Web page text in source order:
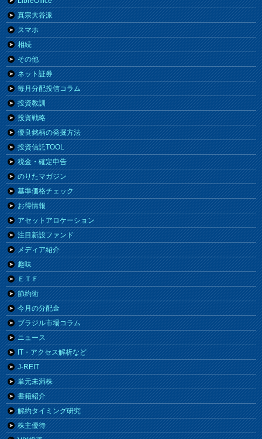
真宗大谷派
スマホ
相続
その他
ネット証券
毎月分配投信コラム
投資教訓
投資戦略
優良銘柄の発掘方法
投資信託TOOL
税金・確定申告
のりたマガジン
基準価格チェック
お得情報
アセットアロケーション
注目新設ファンド
メディア紹介
趣味
ＥＴＦ
節約術
今月の分配金
ブラジル市場コラム
ニュース
IT・アクセス解析など
J-REIT
単元未満株
書籍紹介
解約タイミング研究
株主優待